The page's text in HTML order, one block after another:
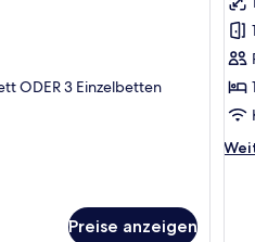
ODER 3 Einzelbetten
Preise anzeigen
-
(3